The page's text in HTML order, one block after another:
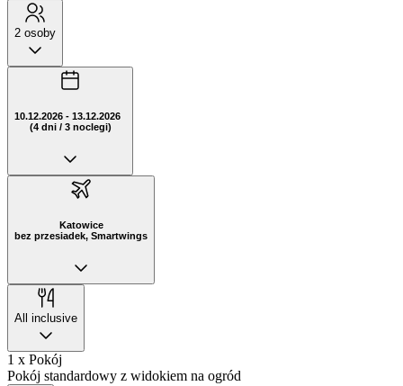
2 osoby
10.12.2026 - 13.12.2026
(4 dni / 3 noclegi)
Katowice
bez przesiadek, Smartwings
All inclusive
1 x Pokój
Pokój standardowy z widokiem na ogród